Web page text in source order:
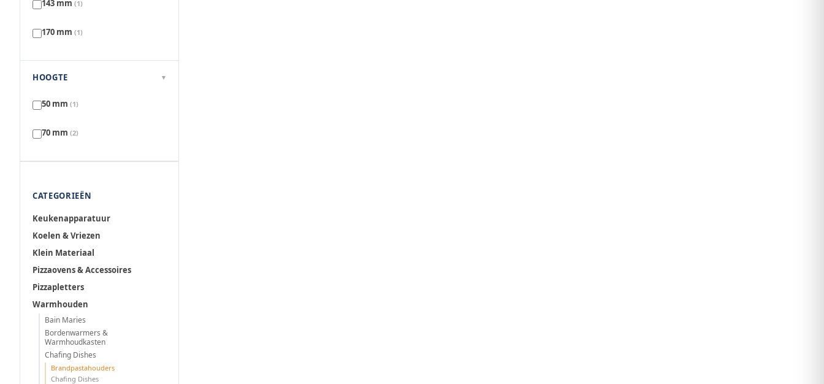
143 mm (1)
170 mm (1)
HOOGTE ▾
50 mm (1)
70 mm (2)
CATEGORIEËN
Keukenapparatuur
Koelen & Vriezen
Klein Materiaal
Pizzaovens & Accessoires
Pizzapletters
Warmhouden
Bain Maries
Bordenwarmers &
Warmhoudkasten
Chafing Dishes
Brandpastahouders
Chafing Dishes